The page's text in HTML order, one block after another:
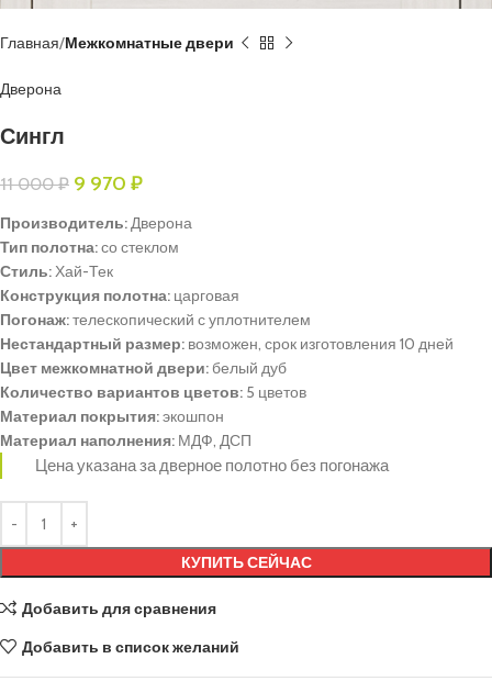
Главная Межкомнатные двери
Дверона
Сингл
11 000₽ 9 970 ₽
Производитель:Дверона
Тип полотна:со стеклом
Стиль:Хай-Тек
Конструкция полотна: царговая
Погонаж:телескопический с уплотнителем
Нестандартный размер: возможен, срок изготовления 10 дней
Цвет межкомнатной двери: белый дуб
Количество вариантов цветов: 5 цветов
Материал покрытия:экошпон
Материал наполнения: МДФ, ДСП
Цена указана за дверное полотно без погонажа
КУПИТЬ СЕЙЧАС
Добавить для сравнения
Добавить в список желаний